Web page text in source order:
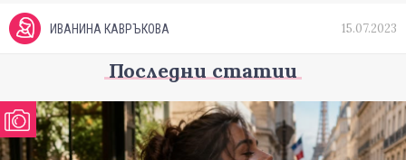
ИВАНИНА КАВРЪКОВА 15.07.2023
Последни статии